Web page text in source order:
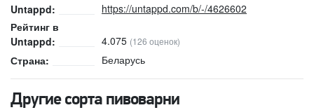
Untappd:
https://untappd.com/b/-/4626602
Рейтинг в
Untappd:
4.075 (126 оценок)
Страна: Беларусь
Другие сорта пивоварни